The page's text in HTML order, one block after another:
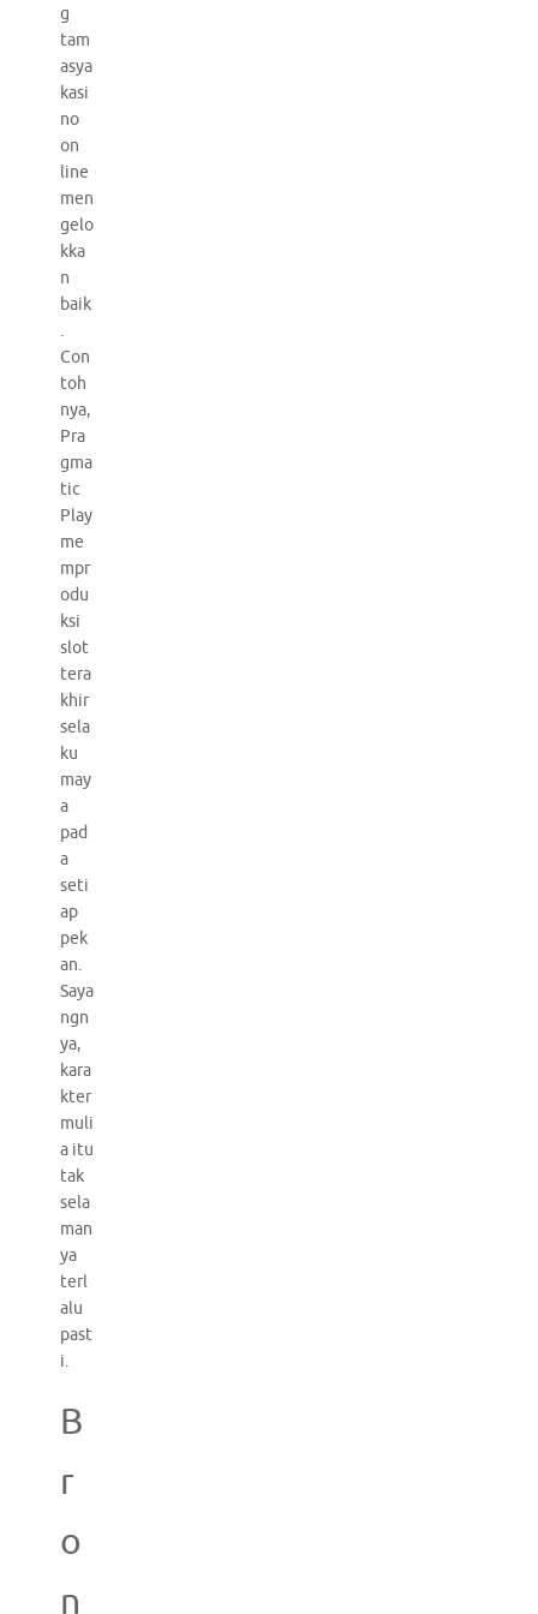
g
tam
asya
kasi
no
on
line
men
gelo
kka
n
baik
.
Con
toh
nya,
Pra
gma
tic
Play
me
mpr
odu
ksi
slot
tera
khir
sela
ku
may
a
pad
a
seti
ap
pek
an.
Saya
ngn
ya,
kara
kter
muli
a itu
tak
sela
man
ya
terl
alu
past
i.
B
r
o
n